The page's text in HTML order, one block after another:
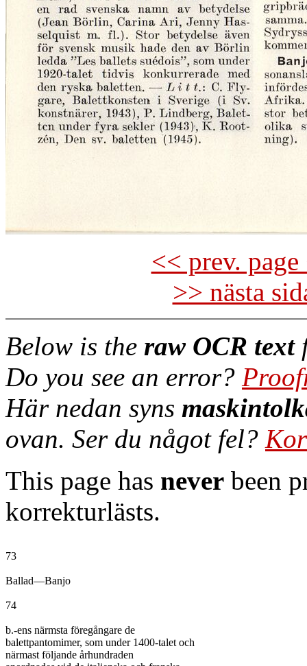
<< prev.
>> nästa
Below is the raw OCR text
Do you see an error?
Här nedan syns
ovan. Ser du något fel?
This page has never been
korrekturlästs.
73
Ballad—Banjo
74
b.-ens närmsta föregångare de
balettpantomimer, som under 1400-talet och
närmast följande århundraden